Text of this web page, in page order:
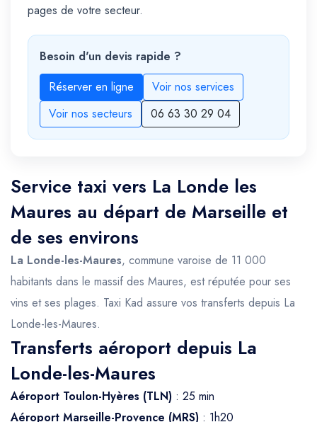
pages de votre secteur.
Besoin d'un devis rapide ?
Réserver en ligne
Voir nos services
Voir nos secteurs
06 63 30 29 04
Service taxi vers La Londe les
Maures au départ de Marseille et
de ses environs
La Londe-les-Maures, commune varoise de 11 000
habitants dans le massif des Maures, est réputée pour ses
vins et ses plages. Taxi Kad assure vos transferts depuis La
Londe-les-Maures.
Transferts aéroport depuis La
Londe-les-Maures
Aéroport Toulon-Hyères (TLN) : 25 min
Aéroport Marseille-Provence (MRS) : 1h20